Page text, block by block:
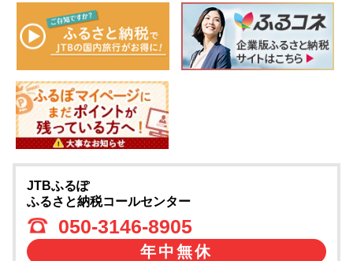
JTBふるぽ
ふるさと納税コールセンター
050-3146-8905
年中無休